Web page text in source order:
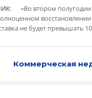
: «Во втором
не будет превышать
Коммерческая